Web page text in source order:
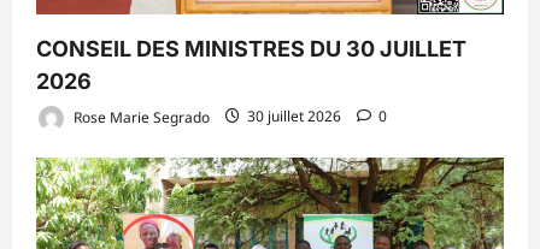
CONSEIL DES MINISTRES DU 30 JUILLET
2026
Rose Marie Segrado 30 juillet 2026 0